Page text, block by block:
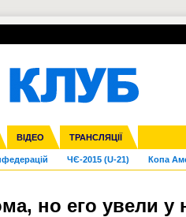
ВІДЕО ТРАНСЛЯЦІЇ
ліга Кубок України Молодіжка
Ліга націй Ліга конференцій
Франція Інші
ЧЄ-2015 (U-21) Копа
УПЛ-ПЕРЕХОДИ
но его увели у